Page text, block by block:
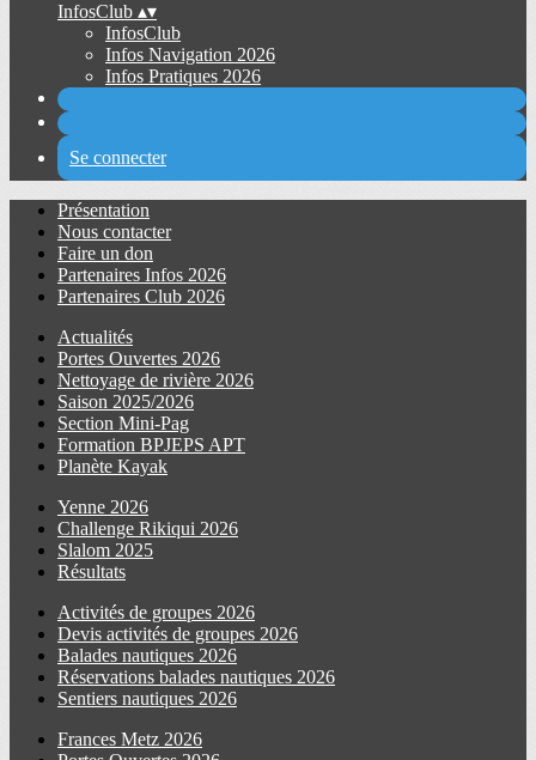
InfosClub ▴▾
InfosClub
Infos Navigation 2026
Infos Pratiques 2026
Se connecter
Présentation
Nous contacter
Faire un don
Partenaires Infos 2026
Partenaires Club 2026
Actualités
Portes Ouvertes 2026
Nettoyage de rivière 2026
Saison 2025/2026
Section Mini-Pag
Formation BPJEPS APT
Planète Kayak
Yenne 2026
Challenge Rikiqui 2026
Slalom 2025
Résultats
Activités de groupes 2026
Devis activités de groupes 2026
Balades nautiques 2026
Réservations balades nautiques 2026
Sentiers nautiques 2026
Frances Metz 2026